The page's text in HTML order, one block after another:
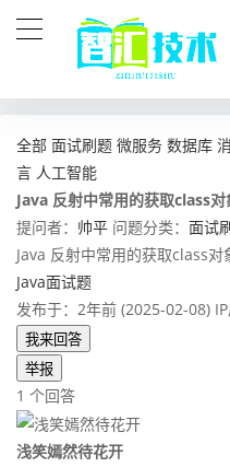
全部 面试刷题 微服务 数据库
言 人工智能
Java 反射中常用的获取class对
提问者： 帅平 问题分类： 面试
Java 反射中常用的获取class对
Java面试题
发布于：2年前 (2025-02-08)
我来回答
举报
1 个回答
浅笑嫣然待花开